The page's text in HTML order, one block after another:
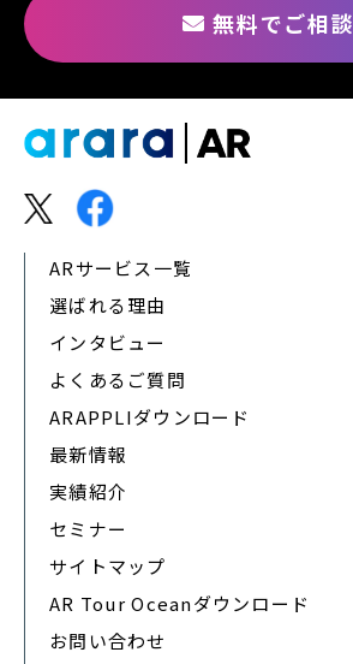
無料でご相談
ARサービス一覧
選ばれる理由
インタビュー
よくあるご質問
ARAPPLIダウンロード
最新情報
実績紹介
セミナー
サイトマップ
AR Tour Oceanダウンロード
お問い合わせ